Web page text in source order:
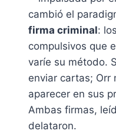
cambió el
firma criminal:
compulsivos que
varíe su método.
enviar cartas; Orr
aparecer en sus
Ambas firmas,
delataron.